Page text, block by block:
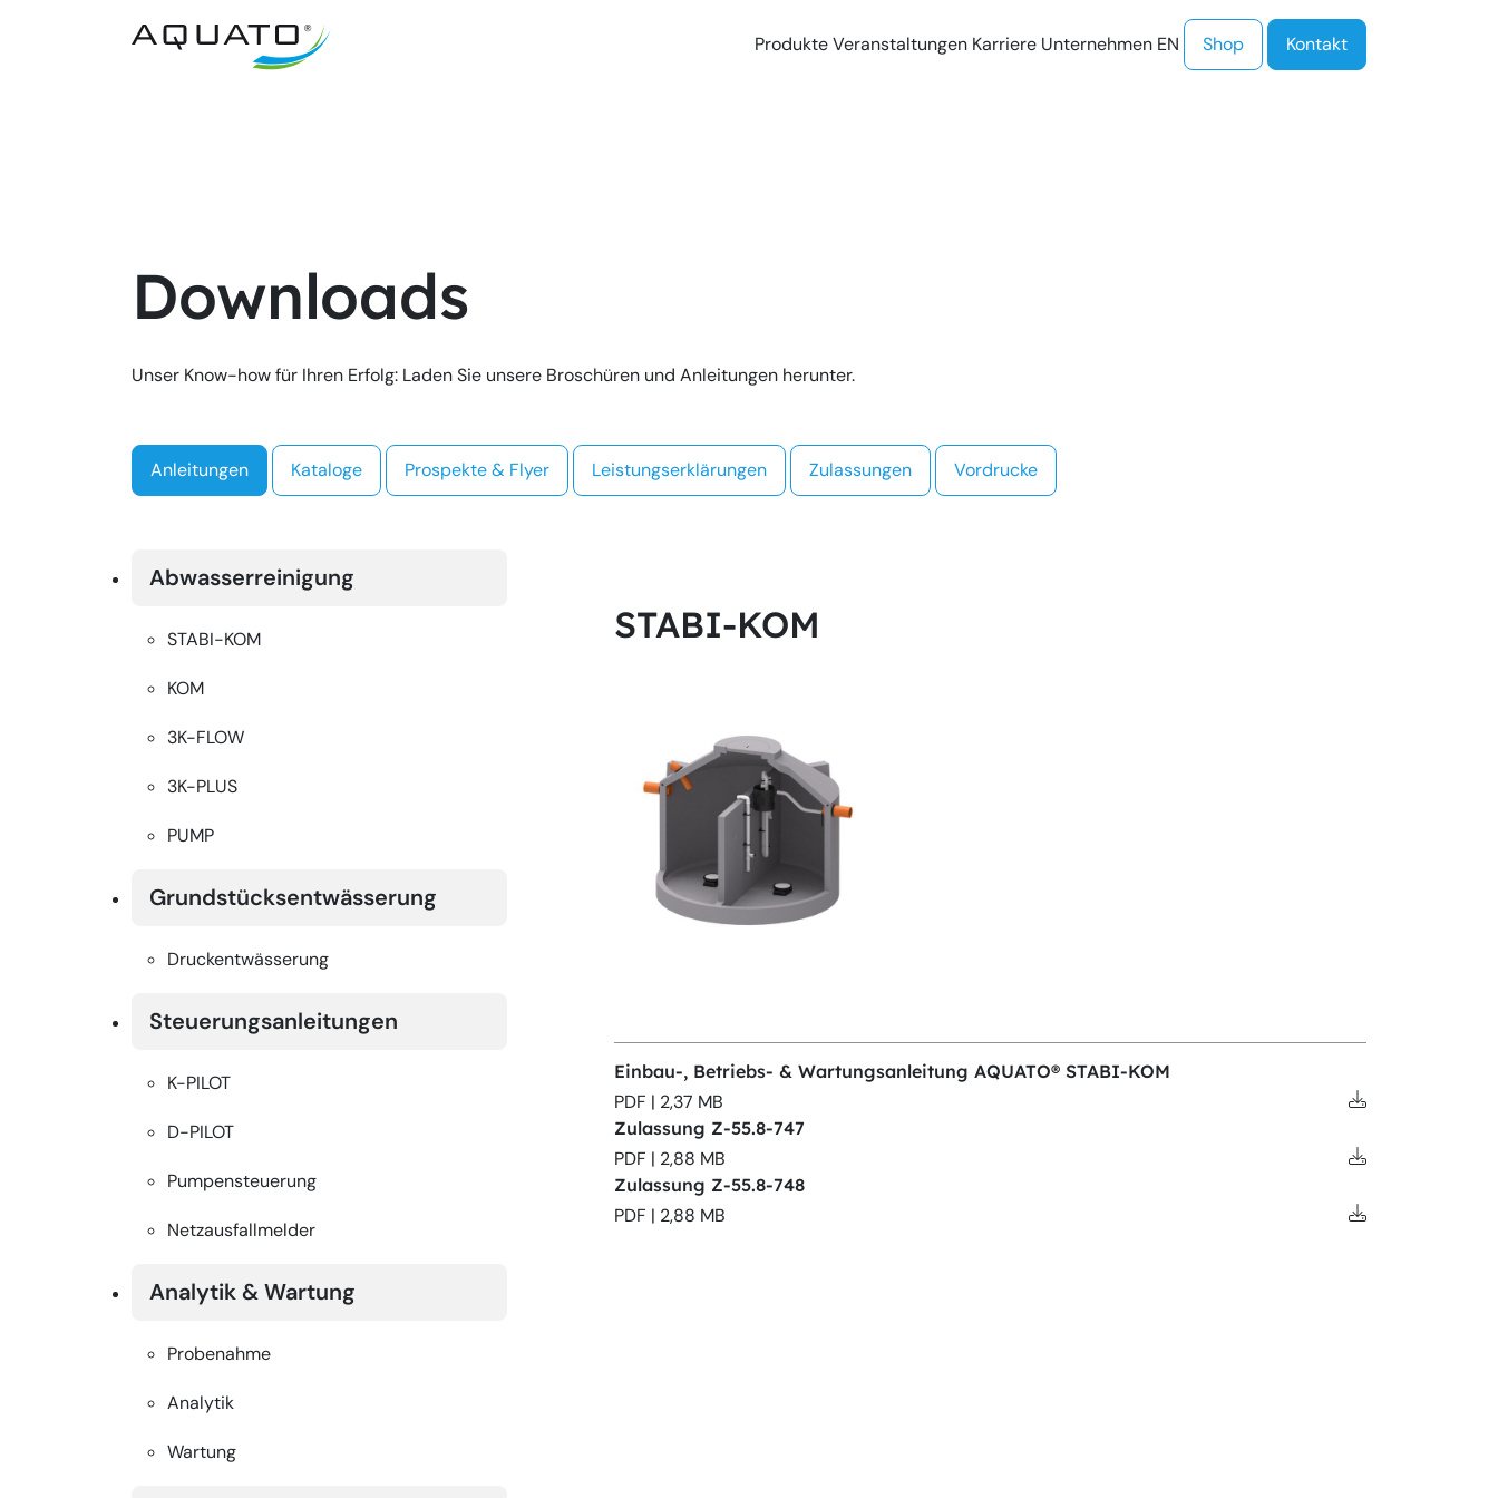
PROCloud Login Schnellzugriff
ProdukteVeranstaltungen Karriere Unternehmen EN Shop Kontakt
Downloads
Unser Know-how für Ihren Erfolg: Laden Sie unsere Broschüren und Anleitungen herunter.
Anleitungen Kataloge Prospekte & Flyer Leistungserklärungen Zulassungen Vordrucke
Abwasserreinigung
STABI-KOM
KOM
3K-FLOW
3K-PLUS
PUMP
Grundstücksentwässerung
Druckentwässerung
Steuerungsanleitungen
K-PILOT
D-PILOT
Pumpensteuerung
Netzausfallmelder
Analytik & Wartung
Probenahme
Analytik
Wartung
STABI-KOM
Einbau-, Betriebs- & Wartungsanleitung AQUATO® STABI-KOM
PDF | 2,37 MB
Zulassung Z-55.8-747
PDF | 2,88 MB
Zulassung Z-55.8-748
PDF | 2,88 MB